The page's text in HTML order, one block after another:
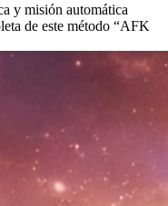
y misión automática
de este método “AFK